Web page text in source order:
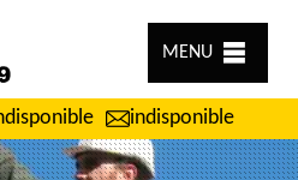
MENU
indisponible